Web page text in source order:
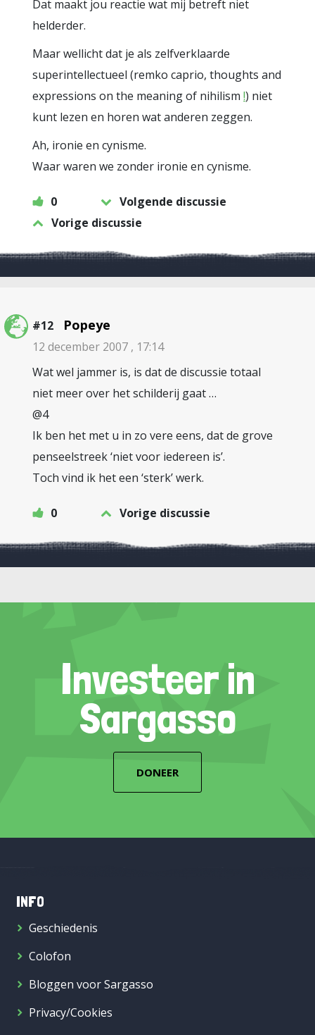
Dat maakt jou reactie wat mij betreft niet
helderder.
Maar wellicht dat je als zelfverklaarde
superintellectueel (remko caprio, thoughts and
expressions on the meaning of nihilism !) niet
kunt lezen en horen wat anderen zeggen.
Ah, ironie en cynisme.
Waar waren we zonder ironie en cynisme.
0
Volgende discussie
Vorige discussie
#12 Popeye
12 december 2007 , 17:14
Wat wel jammer is, is dat de discussie totaal
niet meer over het schilderij gaat …
@4
Ik ben het met u in zo vere eens, dat de grove
penseelstreek ‘niet voor iedereen is’.
Toch vind ik het een ‘sterk’ werk.
0 Vorige discussie
Investeer in
Sargasso
DONEER
INFO
Geschiedenis
Colofon
Bloggen voor Sargasso
Privacy/Cookies